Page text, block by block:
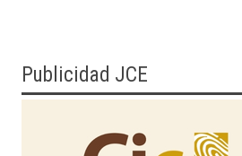
Publicidad JCE